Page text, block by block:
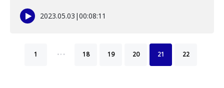
2023.05.03 |00:08:11
1 … 18 19 20 21 22